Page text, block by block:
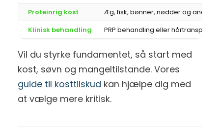
Proteinrig kost
Æg, fisk, bønner, nødder og andre
Klinisk behandling
PRP behandling eller
Vil du styrke fundamentet, så start med
kost, søvn og mangeltilstande. Vores
guide til kosttilskud kan hjælpe dig med
at vælge mere kritisk.